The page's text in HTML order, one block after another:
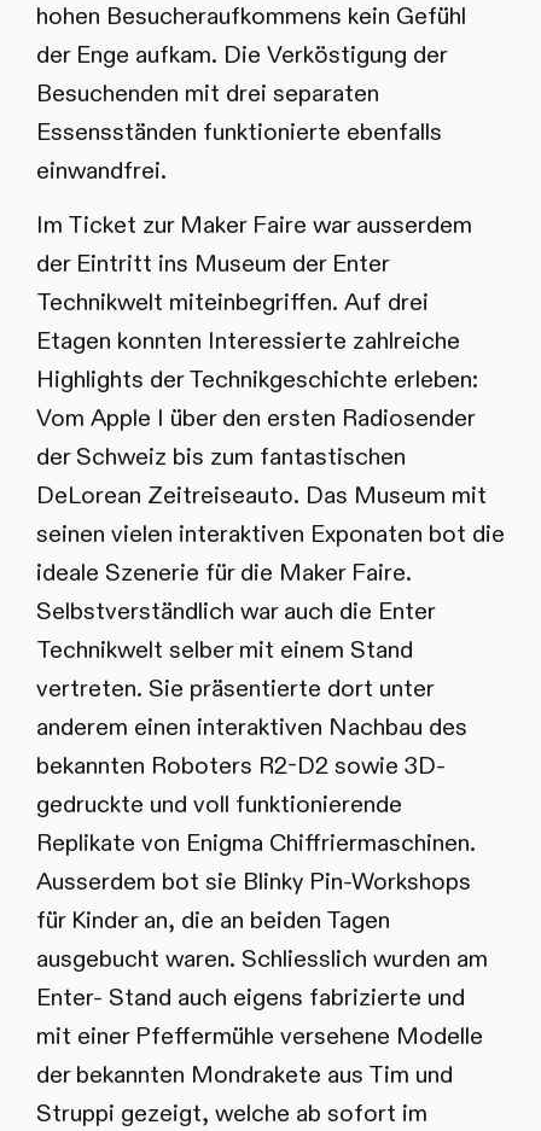
hohen Besucheraufkommens kein Gefühl
der Enge aufkam. Die Verköstigung der
Besuchenden mit drei separaten
Essensständen funktionierte ebenfalls
einwandfrei.
Im Ticket zur Maker Faire war ausserdem
der Eintritt ins Museum der Enter
Technikwelt miteinbegriffen. Auf drei
Etagen konnten Interessierte zahlreiche
Highlights der Technikgeschichte erleben:
Vom Apple I über den ersten Radiosender
der Schweiz bis zum fantastischen
DeLorean Zeitreiseauto. Das Museum mit
seinen vielen interaktiven Exponaten bot die
ideale Szenerie für die Maker Faire.
Selbstverständlich war auch die Enter
Technikwelt selber mit einem Stand
vertreten. Sie präsentierte dort unter
anderem einen interaktiven Nachbau des
bekannten Roboters R2-D2 sowie 3D-
gedruckte und voll funktionierende
Replikate von Enigma Chiffriermaschinen.
Ausserdem bot sie Blinky Pin-Workshops
für Kinder an, die an beiden Tagen
ausgebucht waren. Schliesslich wurden am
Enter- Stand auch eigens fabrizierte und
mit einer Pfeffermühle versehene Modelle
der bekannten Mondrakete aus Tim und
Struppi gezeigt, welche ab sofort im